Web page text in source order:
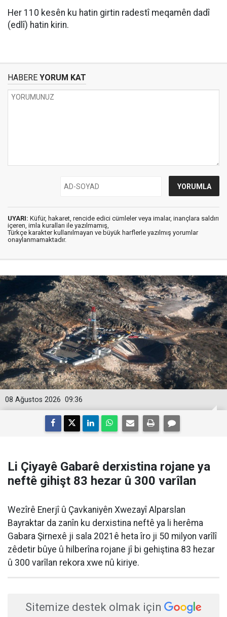
Her 110 kesên ku hatin girtin radestî meqamên dadî
(edlî) hatin kirin.
HABERE YORUM KAT
UYARI: Küfür, hakaret, rencide edici cümleler veya imalar, inançlara saldırı
içeren, imla kuralları ile yazılmamış,
Türkçe karakter kullanılmayan ve büyük harflerle yazılmış yorumlar
onaylanmamaktadır.
09:36
08 Ağustos 2026
Li Çiyayê Gabarê derxistina rojane ya
neftê gihişt 83 hezar û 300 varîlan
Wezîrê Enerjî û Çavkaniyên Xwezayî Alparslan
Bayraktar da zanîn ku derxistina neftê ya li herêma
Gabara Şirnexê ji sala 2021ê heta îro ji 50 milyon varîlî
zêdetir bûye û hilberîna rojane jî bi gehiştina 83 hezar
û 300 varîlan rekora xwe nû kiriye.
Sitemize destek olmak için